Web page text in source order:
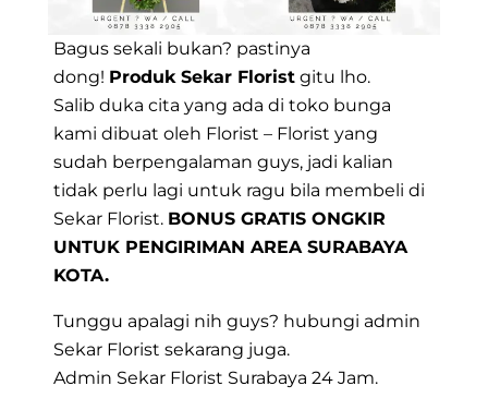
Bagus sekali bukan? pastinya
dong! Produk Sekar Florist gitu lho.
Salib duka cita yang ada di toko bunga
kami dibuat oleh Florist – Florist yang
sudah berpengalaman guys, jadi kalian
tidak perlu lagi untuk ragu bila membeli di
Sekar Florist. BONUS GRATIS ONGKIR
UNTUK PENGIRIMAN AREA SURABAYA
KOTA.
Tunggu apalagi nih guys? hubungi admin
Sekar Florist sekarang juga.
Admin Sekar Florist Surabaya 24 Jam.